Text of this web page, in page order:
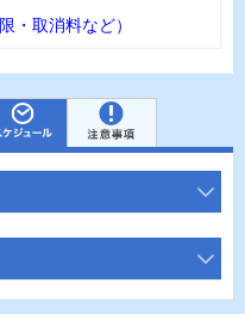
・取消料など）